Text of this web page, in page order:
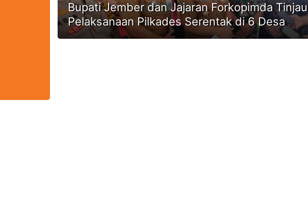
Bupati Jember dan Jajaran Forkopimda Tinjau
Pelaksanaan Pilkades Serentak di 6 Desa